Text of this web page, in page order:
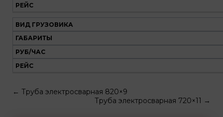
РЕЙС
ВИД ГРУЗОВИКА
ГАБАРИТЫ
РУБ/ЧАС
РЕЙС
← Труба электросварная 820×9
Труба электросварная 720×11 →